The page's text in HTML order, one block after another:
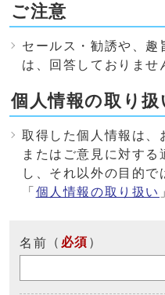
ご注意
セールス・勧誘や、趣
は、回答しておりませ
個人情報の取り
取得した個人情報は、
またはご意見に対する
し、それ以外の目的
「 個人情報の取り扱い
名前 （ 必須 ）